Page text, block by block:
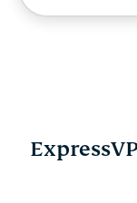
YouTube